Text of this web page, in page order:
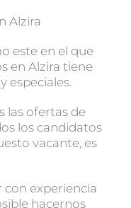
Alzira
este en el que
en Alzira tiene
especiales.
las ofertas de
los candidatos
vacante, es
con experiencia
hacernos